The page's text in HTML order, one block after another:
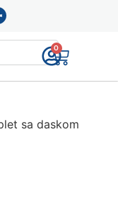
0
sa daskom